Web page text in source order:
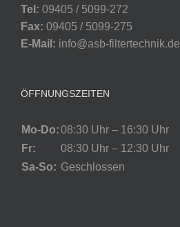
Tel: 09405 / 5099-272
Fax: 09405 / 5099-275
E-Mail: info@asb-filtertechnik.de
ÖFFNUNGSZEITEN
Mo-Do:08:30 Uhr – 16:30 Uhr
Fr:
08:30 Uhr – 12:30 Uhr
Sa-So: Geschlossen